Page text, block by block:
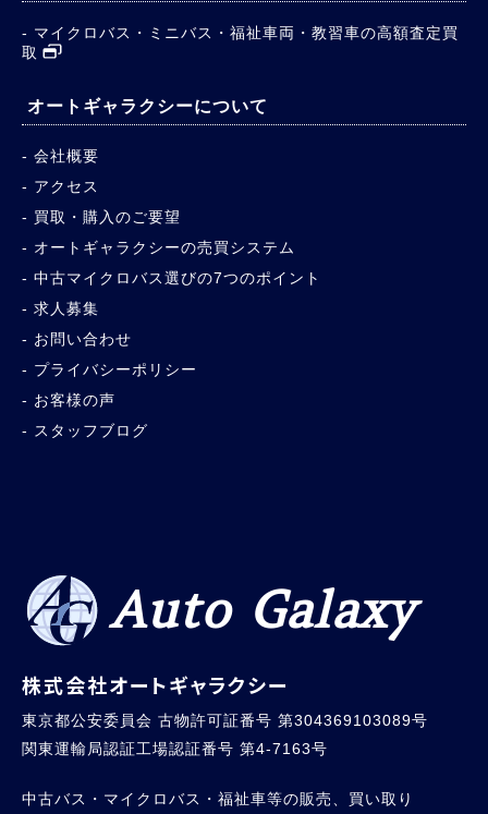
マイクロバス・ミニバス・福祉車両・教習車の高額査定買
取
オートギャラクシーについて
会社概要
アクセス
買取・購入のご要望
オートギャラクシーの売買システム
中古マイクロバス選びの7つのポイント
求人募集
お問い合わせ
プライバシーポリシー
お客様の声
スタッフブログ
Auto Galaxy
株式会社オートギャラクシー
東京都公安委員会 古物許可証番号 第304369103089号
関東運輸局認証工場認証番号 第4-7163号
中古バス・マイクロバス・福祉車等の販売、買い取り